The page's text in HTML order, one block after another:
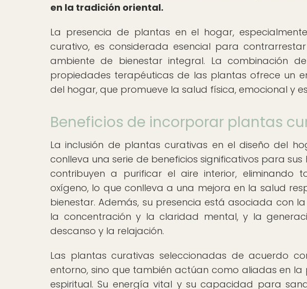
en la tradición oriental.
La presencia de plantas en el hogar,
curativo, es considerada esencial para
ambiente de bienestar integral. La combinación
propiedades terapéuticas de las plantas ofrece un
del hogar, que promueve la salud física, emocional y
Beneficios de incorporar plantas
La inclusión de plantas curativas en el diseño del
conlleva una serie de beneficios significativos para
contribuyen a purificar el aire interior, eliminando
oxígeno, lo que conlleva a una mejora en la salud
bienestar. Además, su presencia está asociada con
la concentración y la claridad mental, y la
descanso y la relajación.
Las plantas curativas seleccionadas de acuerdo
entorno, sino que también actúan como aliadas en
espiritual. Su energía vital y su capacidad para